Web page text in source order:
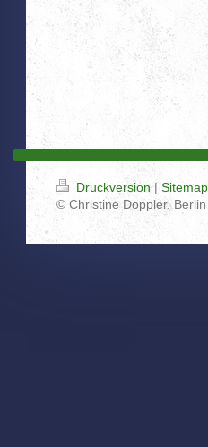
Druckversion | Sitemap
© Christine Doppler. Berlin